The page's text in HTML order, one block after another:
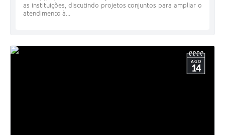
as instituições, discutindo projetos conjuntos para ampliar o
atendimento à...
AGO
14